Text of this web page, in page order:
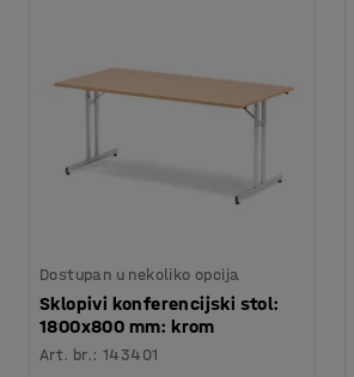
Dostupan u nekoliko opcija
Sklopivi konferencijski stol:
1800x800 mm: krom
Art. br.:143401